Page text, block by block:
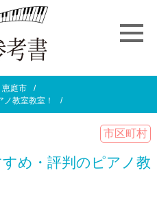
恵庭市
教室教室！
市区町村
め・評判のピアノ教